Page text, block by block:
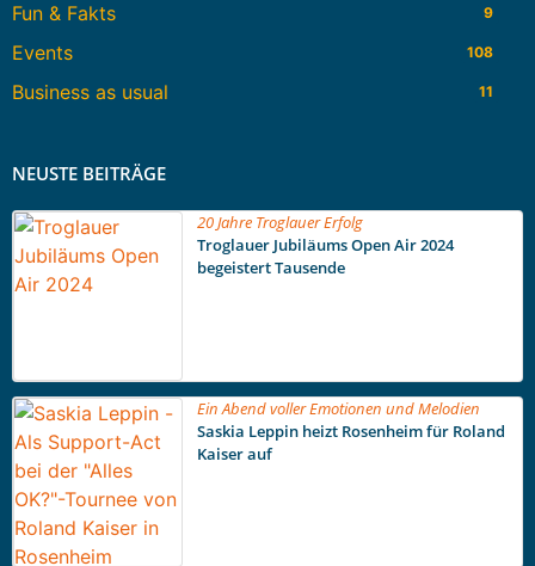
Fun & Fakts 9
Events 108
Business as usual 11
NEUSTE BEITRÄGE
20 Jahre Troglauer Erfolg
Troglauer Jubiläums Open Air 2024
begeistert Tausende
Ein Abend voller Emotionen und Melodien
Saskia Leppin heizt Rosenheim für Roland
Kaiser auf